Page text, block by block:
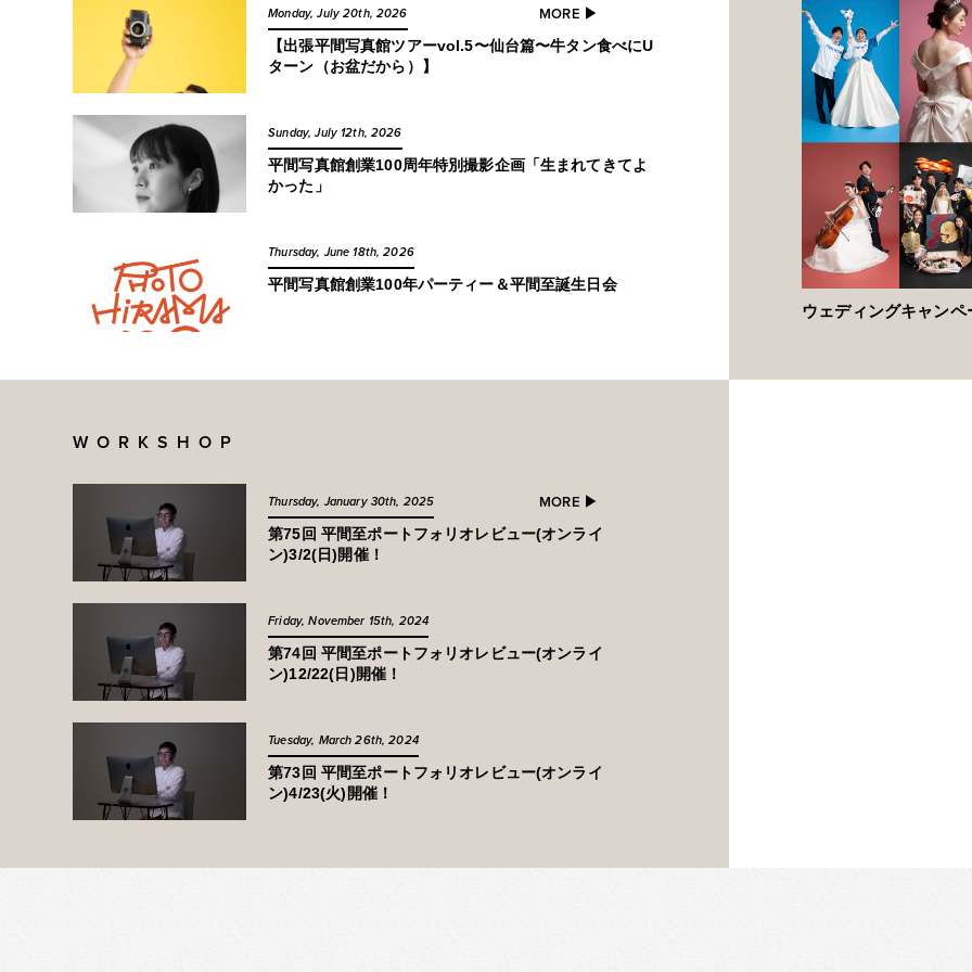
MORE ▶︎
Monday, July 20th, 2026
【出張平間写真館ツアーvol.5〜仙台篇〜牛タン食べにU
ターン（お盆だから）】
Sunday, July 12th, 2026
平間写真館創業100周年特別撮影企画「生まれてきてよ
かった」
Thursday, June 18th, 2026
平間写真館創業100年パーティー＆平間至誕生日会
ウェディングキャンペ
WORKSHOP
MORE ▶︎
Thursday, January 30th, 2025
第75回 平間至ポートフォリオレビュー(オンライ
ン)3/2(日)開催！
Friday, November 15th, 2024
第74回 平間至ポートフォリオレビュー(オンライ
ン)12/22(日)開催！
Tuesday, March 26th, 2024
第73回 平間至ポートフォリオレビュー(オンライ
ン)4/23(火)開催！